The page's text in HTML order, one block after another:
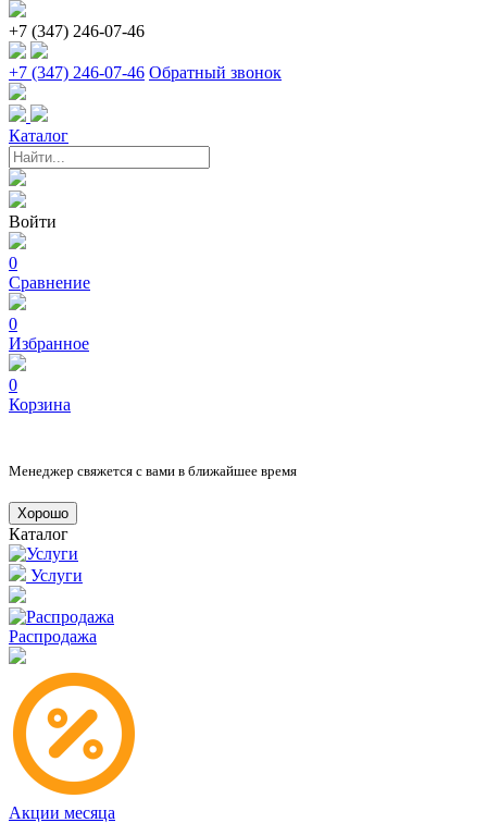
+7 (347) 246-07-46
+7 (347) 246-07-46 Обратный звонок
Каталог
Войти
0
Сравнение
0
Избранное
0
Корзина
Менеджер свяжется с вами в ближайшее время
Хорошо
Каталог
Услуги
Распродажа
Акции месяца